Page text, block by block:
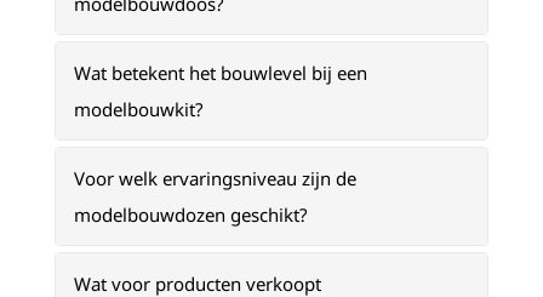
Wat betekent het bouwlevel bij een
modelbouwkit?
Voor welk ervaringsniveau zijn de
modelbouwdozen geschikt?
Wat voor producten verkoopt